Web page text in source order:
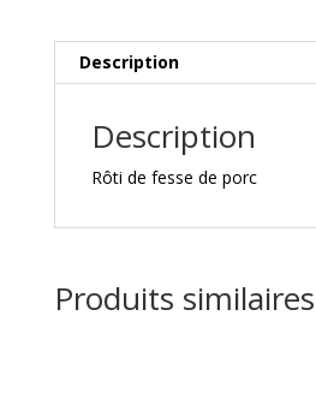
Description
Description
Rôti de fesse de porc
Produits similaires